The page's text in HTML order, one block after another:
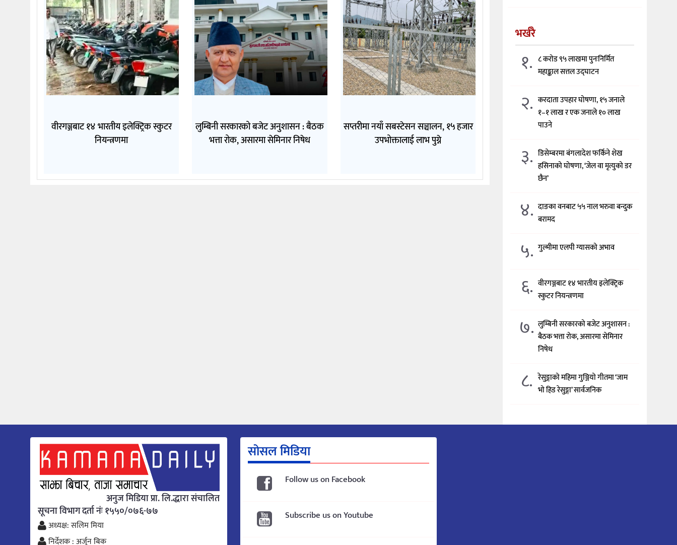
वीरगञ्जबाट १४ भारतीय इलेक्ट्रिक स्कुटर
नियन्त्रणमा
लुम्बिनी सरकारको बजेट अनुशासन : बैठक
भत्ता रोक, असारमा सेमिनार निषेध
सप्तरीमा नयाँ सबस्टेसन सञ्चालन, १५ हजार
उपभोक्तालाई लाभ पुग्ने
भर्खरै
१. ८ करोड ९५ लाखमा पुनःनिर्मित
महाङ्काल सत्तल उद्घाटन
२. करदाता उपहार घोषणा, १५ जनाले
१–१ लाख र एक जनाले १० लाख
पाउने
३. डिसेम्बरमा बंगलादेश फर्किने शेख
हसिनाको घोषणा, ‘जेल वा मृत्युको डर
छैन’
४. दाङका वनबाट ५५ नाल भरुवा बन्दुक
बरामद
५. गुल्मीमा एलपी ग्यासको अभाव
६. वीरगञ्जबाट १४ भारतीय इलेक्ट्रिक
स्कुटर नियन्त्रणमा
७. लुम्बिनी सरकारको बजेट अनुशासन :
बैठक भत्ता रोक, असारमा सेमिनार
निषेध
८. रेसुङ्गाको महिमा गुञ्जियो गीतमा ‘जाम
भो हिड रेसुङ्गा’ सार्वजनिक
अनुज मिडिया प्रा. लि.द्धारा संचालित
सूचना विभाग दर्ता नंः १५५०/०७६-७७
अध्यक्ष: सलिम मिया
निर्देशक : अर्जुन बिक
सोसल मिडिया
Follow us on Facebook
Subscribe us on Youtube